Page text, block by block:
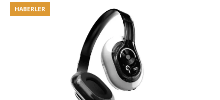
HABERLER